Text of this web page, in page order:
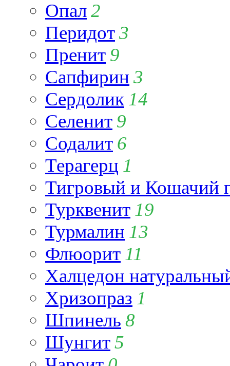
Опал2
Перидот3
Пренит 9
Сапфирин 3
Сердолик 14
Селенит 9
Содалит 6
Терагерц 1
Тигровый и Кошачий
Турквенит 19
Турмалин 13
Флюорит 11
Халцедон
Хризопраз 1
Шпинель 8
Шунгит5